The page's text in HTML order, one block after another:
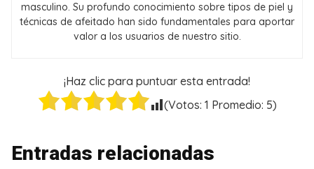
masculino. Su profundo conocimiento sobre tipos de piel y
técnicas de afeitado han sido fundamentales para aportar
valor a los usuarios de nuestro sitio.
¡Haz clic para puntuar esta entrada!
(Votos: 1 Promedio: 5)
Entradas relacionadas